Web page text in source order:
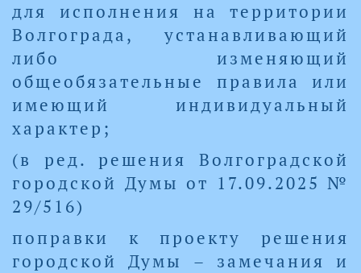
для исполнения на территории
Волгограда, устанавливающий
либо изменяющий
общеобязательные правила или
имеющий индивидуальный
характер;
(в ред. решения Волгоградской
городской Думы от 17.09.2025 №
29/516)
поправки к проекту решения
городской Думы – замечания и